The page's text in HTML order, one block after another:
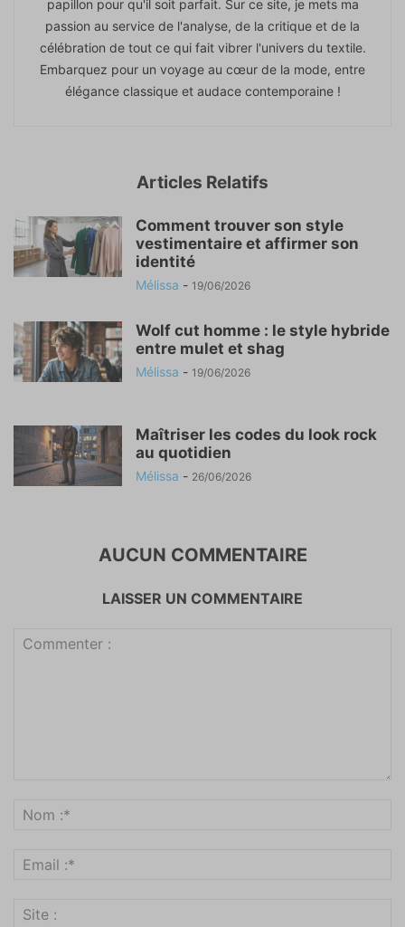
papillon pour qu'il soit parfait. Sur ce site, je mets ma
passion au service de l'analyse, de la critique et de la
célébration de tout ce qui fait vibrer l'univers du textile.
Embarquez pour un voyage au cœur de la mode, entre
élégance classique et audace contemporaine !
Articles Relatifs
Comment trouver son style
vestimentaire et affirmer son
identité
Mélissa - 19/06/2026
Wolf cut homme : le style hybride
entre mulet et shag
Mélissa - 19/06/2026
Maîtriser les codes du look rock
au quotidien
Mélissa - 26/06/2026
AUCUN COMMENTAIRE
LAISSER UN COMMENTAIRE